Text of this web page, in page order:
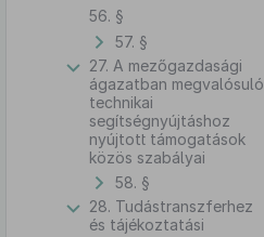
56. §
57. §
27. A mezőgazdasági
ágazatban megvalósuló
technikai
segítségnyújtáshoz
nyújtott támogatások
közös szabályai
58. §
28. Tudástranszferhez
és tájékoztatási